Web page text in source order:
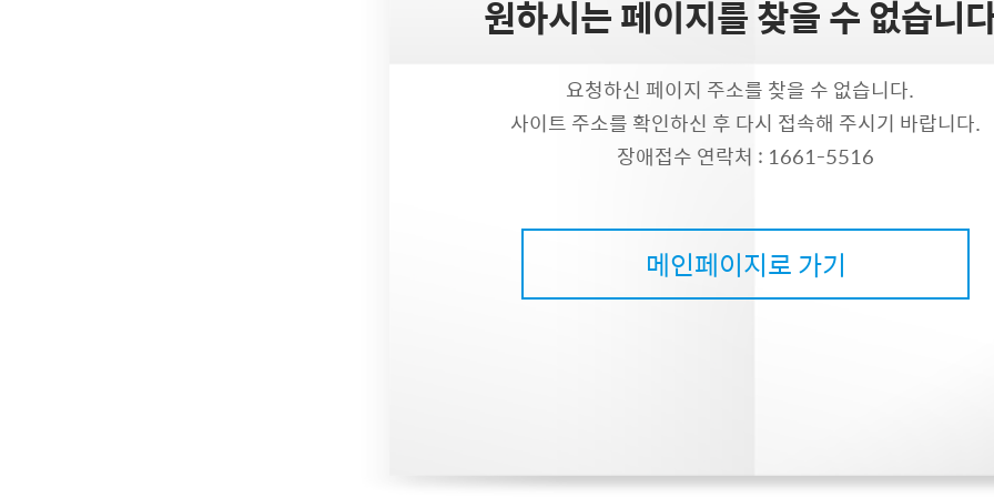
원하시는 페이지를 찾을 수 없습니
요청하신 페이지 주소를 찾을 수 없습니다.
사이트 주소를 확인하신 후 다시 접속해 주시기 바랍니다.
장애접수 연락처 : 1661-5516
메인페이지로 가기